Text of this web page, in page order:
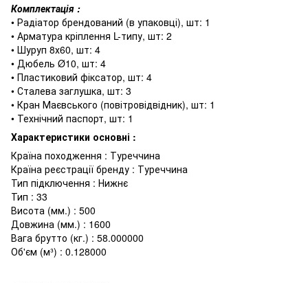
Комплектація :
• Радіатор брендований (в упаковці), шт: 1
• Арматура кріплення L-типу, шт: 2
• Шуруп 8х60, шт: 4
• Дюбель Ø10, шт: 4
• Пластиковий фіксатор, шт: 4
• Сталева заглушка, шт: 3
• Кран Маєвського (повітровідвідник), шт: 1
• Технічний паспорт, шт: 1
Характеристики основні :
Країна походження : Туреччина
Країна реєстрації бренду : Туреччина
Тип підключення : Нижнє
Тип : 33
Висота (мм.) : 500
Довжина (мм.) : 1600
Вага брутто (кг.) : 58.000000
Об'єм (м³) : 0.128000